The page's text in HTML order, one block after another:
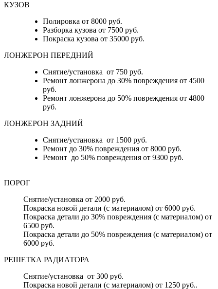
КУЗОВ
Полировка от 8000 руб.
Разборка кузова от 7500 руб.
Покраска кузова от 35000 руб.
ЛОНЖЕРОН ПЕРЕДНИЙ
Снятие/установка от 750 руб.
Ремонт лонжерона до 30% повреждения от 4500
руб.
Ремонт лонжерона до 50% повреждения от 4800
руб.
ЛОНЖЕРОН ЗАДНИЙ
Снятие/установка от 1500 руб.
Ремонт до 30% повреждения от 8000 руб.
Ремонт до 50% повреждения от 9300 руб.
ПОРОГ
Снятие/установка от 2000 руб.
Покраска новой детали (с материалом) от 6000 руб.
Покраска детали до 30% повреждения (с материалом) от
6500 руб.
Покраска детали до 50% повреждения (с материалом) от
6000 руб.
РЕШЕТКА РАДИАТОРА
Снятие/установка от 300 руб.
Покраска новой детали (с материалом) от 1250 руб..